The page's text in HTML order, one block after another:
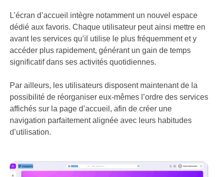
L’écran d’accueil intègre notamment un nouvel espace
dédié aux favoris. Chaque utilisateur peut ainsi mettre en
avant les services qu’il utilise le plus fréquemment et y
accéder plus rapidement, générant un gain de temps
significatif dans ses activités quotidiennes.
Par ailleurs, les utilisateurs disposent maintenant de la
possibilité de réorganiser eux-mêmes l’ordre des services
affichés sur la page d’accueil, afin de créer une
navigation parfaitement alignée avec leurs habitudes
d’utilisation.